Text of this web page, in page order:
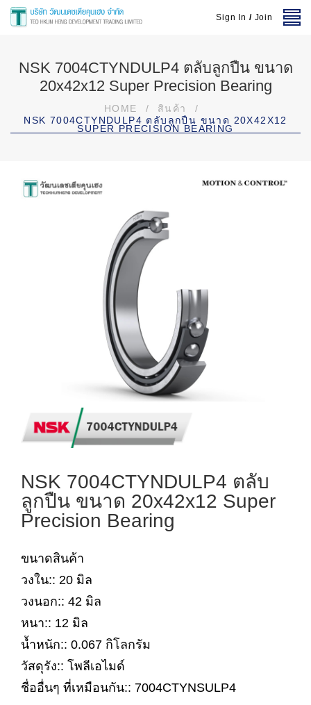
Sign In / Join
NSK 7004CTYNDULP4 ตลับลูกปืน ขนาด
20x42x12 Super Precision Bearing
HOME / สินค้า
/
NSK 7004CTYNDULP4 ตลับลูกปืน ขนาด 20X42X12
SUPER PRECISION BEARING
NSK 7004CTYNDULP4 ตลับ
ลูกปืน ขนาด 20x42x12 Super
Precision Bearing
ขนาดสินค้า
วงใน:: 20 มิล
วงนอก:: 42 มิล
หนา:: 12 มิล
น้ำหนัก:: 0.067 กิโลกรัม
วัสดุรัง:: โพลีเอไมด์
ชื่ออื่นๆ ที่เหมือนกัน:: 7004CTYNSULP4